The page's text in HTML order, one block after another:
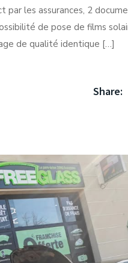
les assurances, 2
de pose de films
de qualité identique […]
Share: